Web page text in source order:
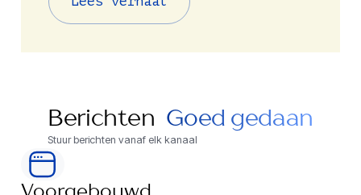
Berichten Goed gedaan
Stuur berichten vanaf elk kanaal